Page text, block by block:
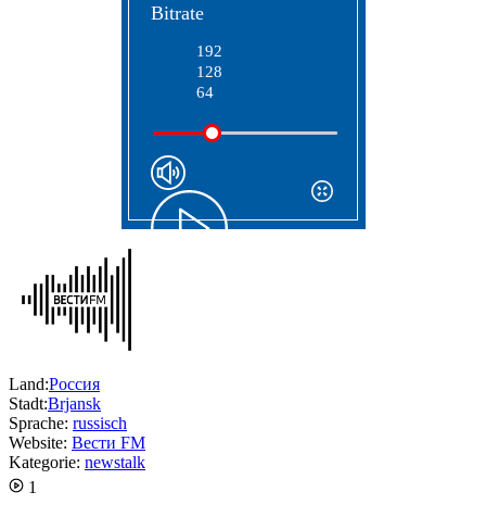
Bitrate
192
128
64
Land:Россия
Stadt:Brjansk
Sprache: russisch
Website: Вести FM
Kategorie: newstalk
1